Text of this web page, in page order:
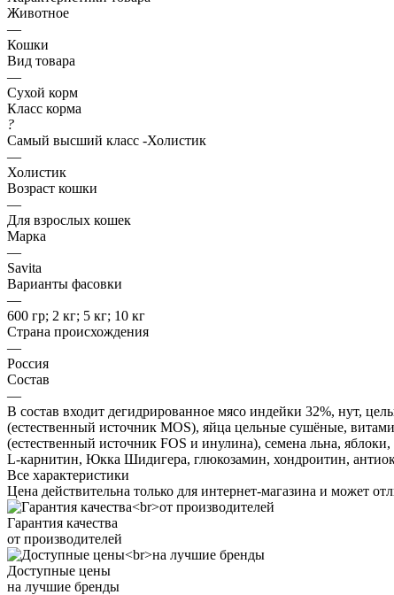
Животное
—
Кошки
Вид товара
—
Сухой корм
Класс корма
?
Самый высший класс -Холистик
—
Холистик
Возраст кошки
—
Для взрослых кошек
Марка
—
Savita
Варианты фасовки
—
600 гр; 2 кг; 5 кг; 10 кг
Страна происхождения
—
Россия
Состав
—
В состав входит дегидрированное мясо индейки 32%, нут,
(естественный источник MOS), яйца цельные сушёные,
(естественный источник FOS и инулина), семена льна,
L-карнитин, Юкка Шидигера, глюкозамин, хондроитин,
Все характеристики
Цена действительна только для интернет-магазина и может
Гарантия качества
от производителей
Доступные цены
на лучшие бренды